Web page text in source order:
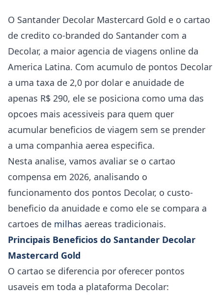
O Santander Decolar Mastercard Gold e o cartao
de credito co-branded do Santander com a
Decolar, a maior agencia de viagens online da
America Latina. Com acumulo de pontos Decolar
a uma taxa de 2,0 por dolar e anuidade de
apenas R$ 290, ele se posiciona como uma das
opcoes mais acessiveis para quem quer
acumular beneficios de viagem sem se prender
a uma companhia aerea especifica.
Nesta analise, vamos avaliar se o cartao
compensa em 2026, analisando o
funcionamento dos pontos Decolar, o custo-
beneficio da anuidade e como ele se compara a
cartoes de milhas aereas tradicionais.
Principais Beneficios do Santander Decolar
Mastercard Gold
O cartao se diferencia por oferecer pontos
usaveis em toda a plataforma Decolar: